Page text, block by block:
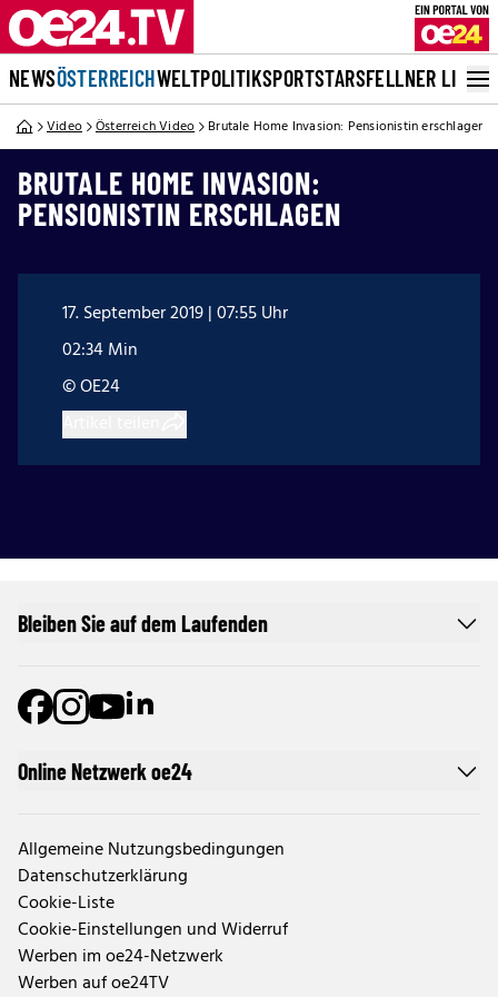
NEWSÖSTERREICHWELTPOLITIKSPORTSTARSFELLNER LIVE
Video Österreich Video Brutale Home Invasion: Pensionistin erschlagen
BRUTALE HOME INVASION:
PENSIONISTIN ERSCHLAGEN
17. September 2019 | 07:55 Uhr
02:34 Min
© OE24
Online Netzwerk oe24
Allgemeine Nutzungsbedingungen
Datenschutzerklärung
Cookie-Liste
Cookie-Einstellungen und Widerruf
Werben im oe24-Netzwerk
Werben auf oe24TV
Bleiben Sie auf dem Laufenden